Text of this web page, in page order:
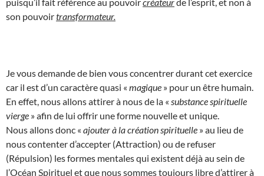
son pouvoirtransformateur.
Je vous demande de bien vous concentrer durant cet exercice
car il est d’un caractère quasi « magique » pour un être humain.
En effet, nous allons attirer à nous de la « substance spirituelle
vierge » afin de lui offrir une forme nouvelle et unique.
Nous allons donc « ajouter à la création spirituelle » au lieu de
nous contenter d’accepter (Attraction) ou de refuser
(Répulsion) les formes mentales qui existent déjà au sein de
l’Océan Spirituel et que nous sommes toujours libre d’attirer à